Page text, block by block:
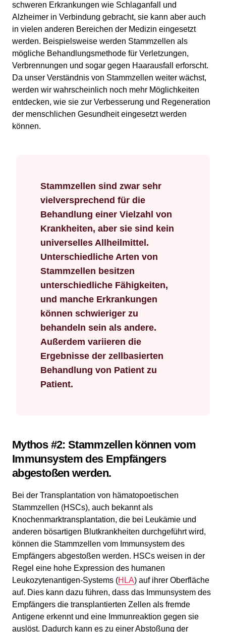
schweren Erkrankungen wie Schlaganfall und
Alzheimer in Verbindung gebracht, sie kann aber auch
in vielen anderen Bereichen der Medizin eingesetzt
werden. Beispielsweise werden Stammzellen als
mögliche Behandlungsmethode für Verletzungen,
Verbrennungen und sogar gegen Haarausfall erforscht.
Da unser Verständnis von Stammzellen weiter wächst,
werden wir wahrscheinlich noch mehr Möglichkeiten
entdecken, wie sie zur Verbesserung und Regeneration
der menschlichen Gesundheit eingesetzt werden
können.
Stammzellen sind zwar sehr
vielversprechend für die
Behandlung einer Vielzahl von
Krankheiten, aber sie sind kein
universelles Allheilmittel.
Unterschiedliche Arten von
Stammzellen besitzen
unterschiedliche Fähigkeiten,
und manche Erkrankungen
können schwieriger zu
behandeln sein als andere.
Außerdem variieren die
Ergebnisse der zellbasierten
Behandlung von Patient zu
Patient.
Mythos #2: Stammzellen können vom
Immunsystem des Empfängers
abgestoßen werden.
Bei der Transplantation von hämatopoetischen
Stammzellen (HSCs), auch bekannt als
Knochenmarktransplantation, die bei Leukämie und
anderen bösartigen Blutkrankheiten durchgeführt wird,
können die Stammzellen vom Immunsystem des
Empfängers abgestoßen werden. HSCs weisen in der
Regel eine hohe Expression des humanen
Leukozytenantigen-Systems (HLA) auf ihrer Oberfläche
auf. Dies kann dazu führen, dass das Immunsystem des
Empfängers die transplantierten Zellen als fremde
Antigene erkennt und eine Immunreaktion gegen sie
auslöst. Dadurch kann es zu einer Abstoßung der